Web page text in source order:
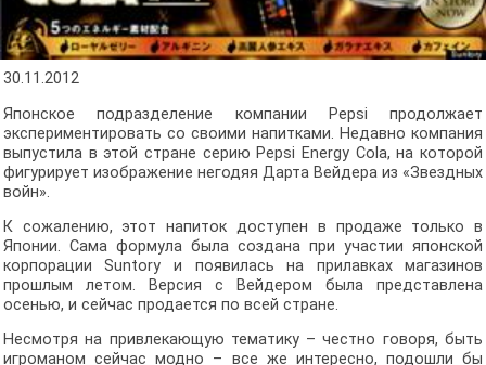
30.11.2012
Японское подразделение компании Pepsi продолжает
экспериментировать со своими напитками. Недавно компания
выпустила в этой стране серию Pepsi Energy Cola, на которой
фигурирует изображение негодяя Дарта Вейдера из «Звездных
войн».
К сожалению, этот напиток доступен в продаже только в
Японии. Сама формула была создана при участии японской
корпорации Suntory и появилась на прилавках магазинов
прошлым летом. Версия с Вейдером была представлена
осенью, и сейчас продается по всей стране.
Несмотря на привлекающую тематику – честно говоря, быть
игроманом сейчас модно – все же интересно, подошли бы